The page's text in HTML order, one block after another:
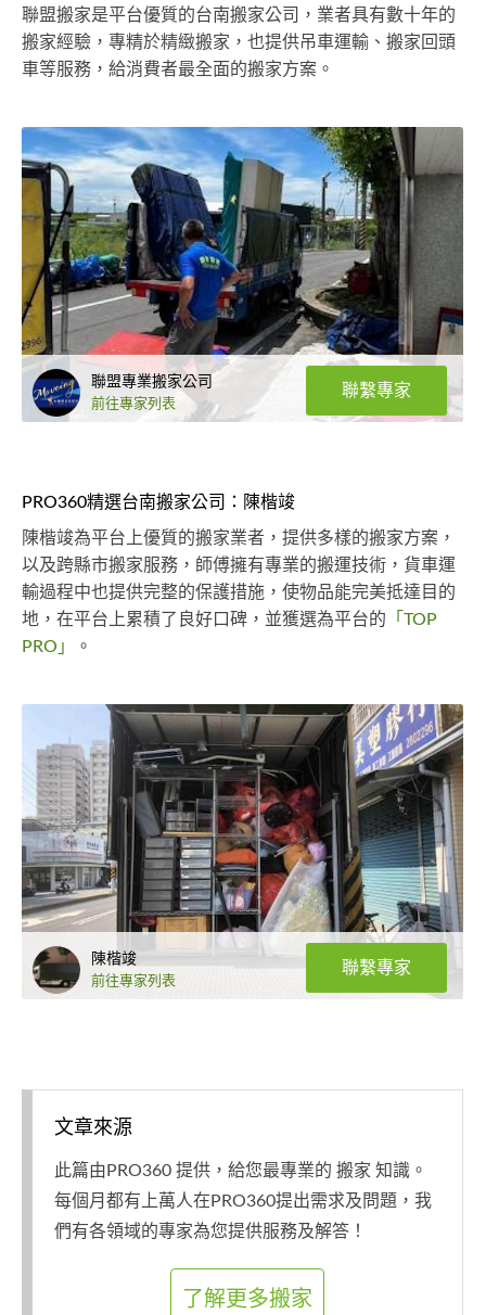
聯盟搬家是平台優質的台南搬家公司，業者具有數十年的
搬家經驗，專精於精緻搬家，也提供吊車運輸、搬家回頭
車等服務，給消費者最全面的搬家方案。
聯盟專業搬家公司
前往專家列表
聯繫專家
PRO360精選台南搬家公司：陳楷竣
陳楷竣為平台上優質的搬家業者，提供多樣的搬家方案，
以及跨縣市搬家服務，師傅擁有專業的搬運技術，貨車運
輸過程中也提供完整的保護措施，使物品能完美抵達目的
地，在平台上累積了良好口碑，並獲選為平台的 「TOP
PRO」
。
陳楷竣
前往專家列表
聯繫專家
文章來源
此篇由PRO360 提供，給您最專業的 搬家 知識。
每個月都有上萬人在PRO360提出需求及問題，我
們有各領域的專家為您提供服務及解答！
了解更多搬家